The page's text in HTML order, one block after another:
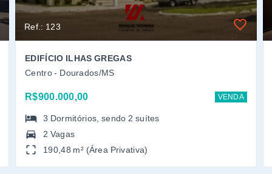
Ref.: 123
EDIFÍCIO ILHAS GREGAS
Centro - Dourados/MS
R$900.000,00 VENDA
3 Dormitórios , sendo 2 suítes
2 Vagas
190,48 m² (Área Privativa)